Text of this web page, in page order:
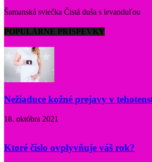
Šamanská sviečka Čistá duša s levanduľou
POPULÁRNE PRÍSPEVKY
Nežiaduce kožné prejavy v
18. októbra 2021
Ktoré číslo ovplyvňuje váš rok?